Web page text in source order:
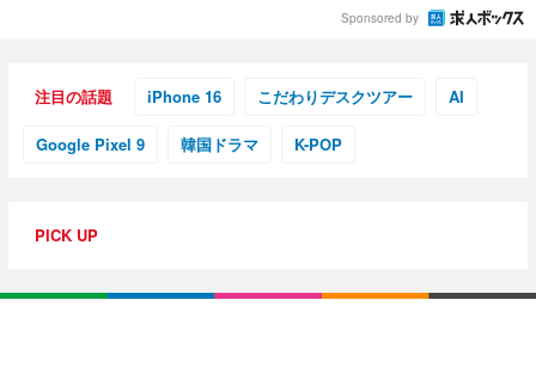
Sponsored by
注目の話題 iPhone 16 こだわりデスクツアー AI
Google Pixel 9 韓国ドラマ K-POP
PICK UP